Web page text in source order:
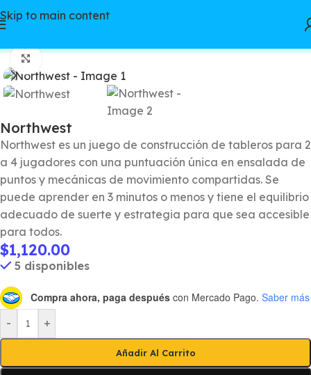
Skip to main content
Northwest
Northwest es un juego de construcción de tableros para 2
a 4 jugadores con una puntuación única en ensalada de
puntos y mecánicas de movimiento compartidas. Se
puede aprender en 3 minutos o menos y tiene el equilibrio
adecuado de suerte y estrategia para que sea accesible
para todos.
$1,120.00
5 disponibles
Compra ahora, paga después con Mercado Pago. Saber más
-
+
Añadir Al Carrito